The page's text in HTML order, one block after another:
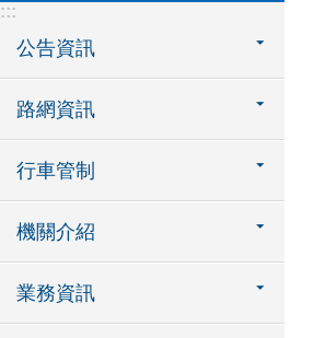
:::
公告資訊
路網資訊
行車管制
機關介紹
業務資訊